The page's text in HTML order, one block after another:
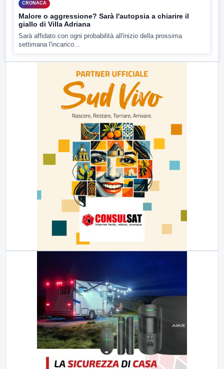
CRONACA
Malore o aggressione? Sarà l'autopsia a chiarire il
giallo di Villa Adriana
Sarà affidato con ogni probabilità all'inizio della prossima
settimana l'incarico...